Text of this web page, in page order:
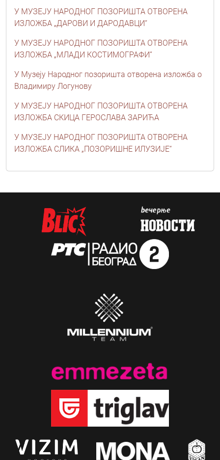
У МУЗЕЈУ НАРОДНОГ ПОЗОРИШТА ОТВОРЕНА
ИЗЛОЖБА „ДАРОВИ И ДАРОДАВЦИ“
У МУЗЕЈУ НАРОДНОГ ПОЗОРИШТА ОТВОРЕНА
ИЗЛОЖБА „МЛАДИ КОСТИМОГРАФИ”
У Музеју Народног позоришта отворена изложба о
Владимиру Логунову
У МУЗЕЈУ НАРОДНОГ ПОЗОРИШТА ОТВОРЕНА
ИЗЛОЖБА СКИЦА ГЕРОСЛАВА ЗАРИЋА
У МУЗЕЈУ НАРОДНОГ ПОЗОРИШТА ОТВОРЕНА
ИЗЛОЖБА СЛИКА „ПОЗОРИШНЕ ИЛУЗИЈЕ“